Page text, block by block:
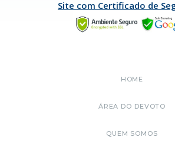
Site com Certificado de
HOME
ÁREA DO DEVOTO
QUEM SOMOS